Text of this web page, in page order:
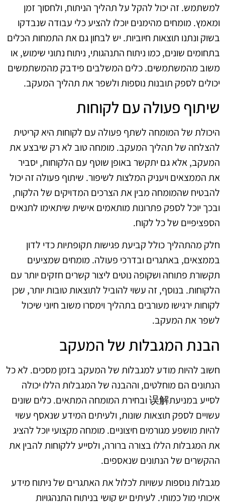
למשתמש. זה יכול להקל על תהליך הניתוח, ולחסוך זמן
ומאמץ. מומחים מהימנים יוכלו להציע כלי עבודה שנבדקו
בשוק ונתנו תוצאות חיוביות. יש לבחון גם את התמחות הכלים
בתחומים שונים, כמו ניתוח התנהגותי, ניתוח נתוני שימוש, או
משוב מהמשתמשים. כלים המשלבים פידבק מהמשתמשים
יכולים לספק תובנות נוספות ולשפר את תהליך המעקב.
שיתוף פעולה עם לקוחות
היכולת של המומחה לשתף פעולה עם לקוחות היא קריטית
להצלחה של תהליך המעקב. מומחה טוב לא רק שיבצע את
המעקב, אלא גם יתקשר באופן שוטף עם הלקוחות, יסביר
את הממצאים ויעניק המלצות לשיפור. שיתוף פעולה זה יכול
להבטיח שהמומחה מבין את הצרכים המדויקים של הלקוח,
ובכך יוכל לספק פתרונות מותאמים אישית שיתאימו לתנאים
הספציפיים של כל לקוח.
חלק מהתהליך כולל קביעת פגישות תקופתיות כדי לדון
בממצאים, באתגרים ובדרכי פעולה. מומחים שמציעים
תקשורת פתוחה ושקופה נוטים ליצור קשרים חזקים יותר עם
הלקוחות. בנוסף, זה עשוי להוביל לתוצאות טובות יותר, שכן
לקוחות ירגישו מעורבים בתהליך וימסרו משוב חיוני שיכול
לשפר את המעקב.
הבנת המגבלות של המעקב
חשוב להיות מודע למגבלות של המעקב בזמן מסכים. לא כל
הנתונים הם מוחלטים, וההבנה של המגבלות הללו יכולה
לסייע במניעת误解 ובחירת המומחה המתאים. כלים שונים
עשויים לספק תוצאות שונות, ולעיתים המידע שנאסף עשוי
להיות מושפע מגורמים חיצוניים. מומחה מקצועי יוכל להציג
את המגבלות הללו בצורה ברורה, ולסייע ללקוחות להבין את
ההקשרים של הנתונים שנאספים.
מגבלות נוספות עשויות לכלול את האתגרים של ניתוח מידע
איכותי מול כמותי. לעיתים יש קושי בניתוח התנהגויות